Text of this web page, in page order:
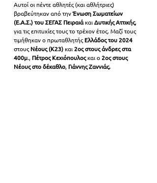
Αυτοί οι πέντε αθλητές (και αθλήτριες)
βραβεύτηκαν από την Ένωση Σωματείων
(Ε.Α.Σ.) του ΣΕΓΑΣ Πειραιά και Δυτικής Αττικής,
για τις επιτυχίες τους το τρέχον έτος. Μαζί τους
τιμήθηκαν ο πρωταθλητής Ελλάδος του 2024
στους Νέους (Κ23) και 2ος στους άνδρες στα
400μ., Πέτρος Κεχιόπουλος και ο 2ος στους
Νέους στο δέκαθλο, Γιάννης Ζαννιάς.